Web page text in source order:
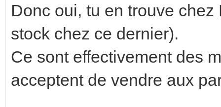
Donc oui, tu en trouve
stock chez ce dernier).
Ce sont effectivement des
acceptent de vendre aux